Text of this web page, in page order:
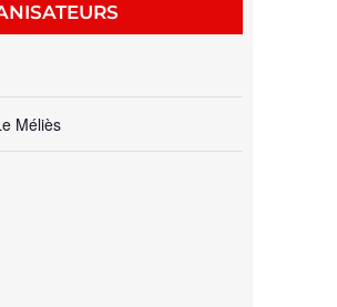
Méliès